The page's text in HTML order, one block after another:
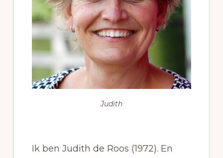
Judith
Ik ben Judith de Roos (1972). En